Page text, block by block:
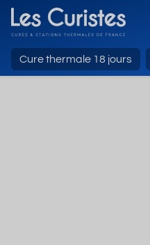
Cure thermale 18 jours